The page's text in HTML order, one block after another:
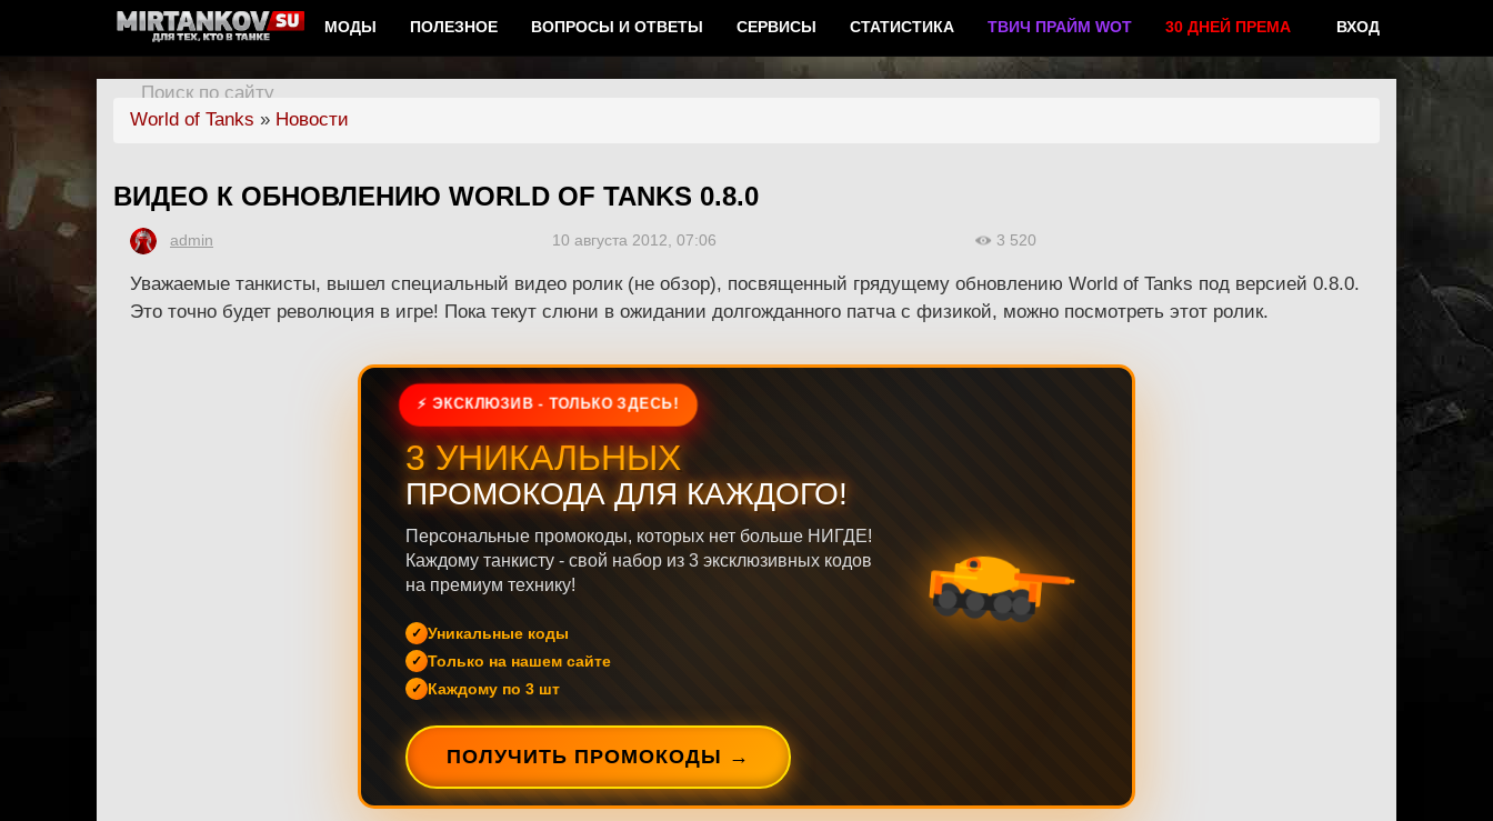
МОДЫ ПОЛЕЗНОЕ ВОПРОСЫ И ОТВЕТЫ СЕРВИСЫ СТАТИСТИКА ТВИЧ ПРАЙМ WOT 30 ДНЕЙ ПРЕМА ВХОД
Поиск по сайту
World of Tanks » Новости
ВИДЕО К ОБНОВЛЕНИЮ WORLD OF TANKS 0.8.0
admin 10 августа 2012, 07:06 3 520
Уважаемые танкисты, вышел специальный видео ролик (не обзор), посвященный грядущему обновлению World of Tanks под версией 0.8.0.
Это точно будет революция в игре! Пока текут слюни в ожидании долгожданного патча с физикой, можно посмотреть этот ролик.
⚡ ЭКСКЛЮЗИВ - ТОЛЬКО ЗДЕСЬ!
3 УНИКАЛЬНЫХ
ПРОМОКОДА ДЛЯ КАЖДОГО!
Персональные промокоды, которых нет больше НИГДЕ!
Каждому танкисту - свой набор из 3 эксклюзивных кодов
на премиум технику!
Уникальные коды
Только на нашем сайте
Каждому по 3 шт
ПОЛУЧИТЬ ПРОМОКОДЫ →